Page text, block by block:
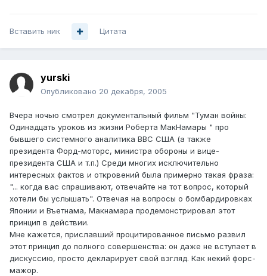
Вставить ник Цитата
yurski
Опубликовано 20 декабря, 2005
Вчера ночью смотрел документальный фильм "Туман войны:
Одинадцать уроков из жизни Роберта МакНамары " про
бывшего системного аналитика ВВС США (а также
президента Форд-моторс, министра обороны и вице-
президента США и т.п.) Среди многих исключительно
интересных фактов и откровений была примерно такая фраза:
"... когда вас спрашивают, отвечайте на тот вопрос, который
хотели бы услышать". Отвечая на вопросы о бомбардировках
Японии и Въетнама, Макнамара продемонстрировал этот
принцип в действии.
Мне кажется, приславший процитированное письмо развил
этот принцип до полного совершенства: он даже не вступает в
дискуссию, просто декларирует свой взгляд. Как некий форс-
мажор.